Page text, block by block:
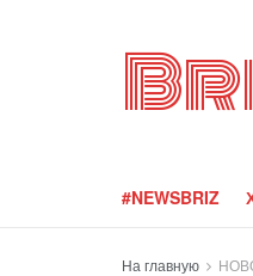
#NEWSBRIZ
На главную